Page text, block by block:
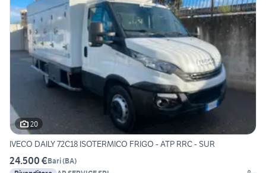
20
IVECO DAILY 72C18 ISOTERMICO FRIGO - ATP RRC - SUR
24.500 €Bari(BA)